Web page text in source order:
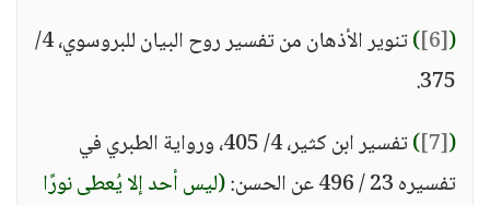
(
[6]
)
تنوير الأذهان من تفسير روح البيان للبروسوي، 4/
375.
(
[7]
)
تفسير ابن كثير، 4/ 405، ورواية الطبري في
تفسيره 23 / 496 عن الحسن:
(ليس أحد إلا يُعطى نورًا